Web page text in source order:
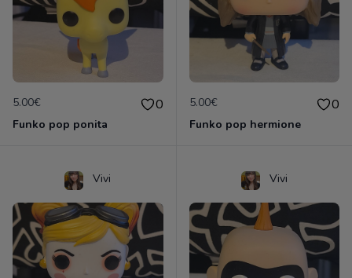
5.00€ 0
Funko pop ponita
5.00€ 0
Funko pop hermione
Vivi Vivi